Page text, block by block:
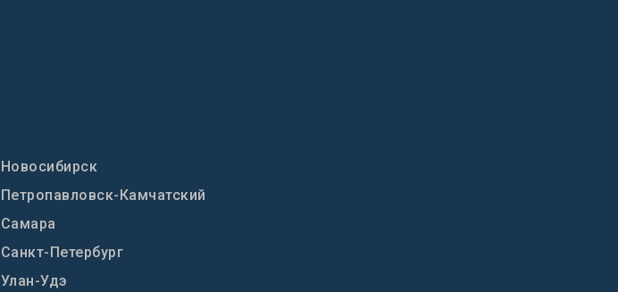
Новосибирск
Петропавловск-Камчатский
Самара
Санкт-Петербург
Улан-Удэ